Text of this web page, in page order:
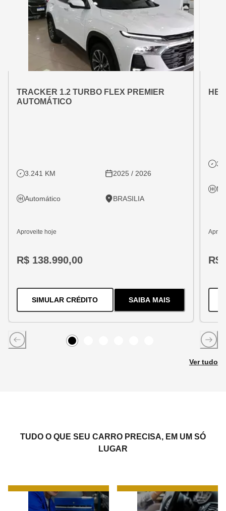
VARIANT:
TRACKER 1.2 TURBO FLEX PREMIER
AUTOMÁTICO
3.241 KM 2025 / 2026
Automático BRASILIA
Aproveite hoje
R$ 138.990,00
SIMULAR CRÉDITOPARA O TRACKER 1.2 TURBO FLEX
SAIBA MAIS
SOBRE
R$
Ver tudo
TUDO O QUE SEU CARRO PRECISA, EM UM SÓ
LUGAR